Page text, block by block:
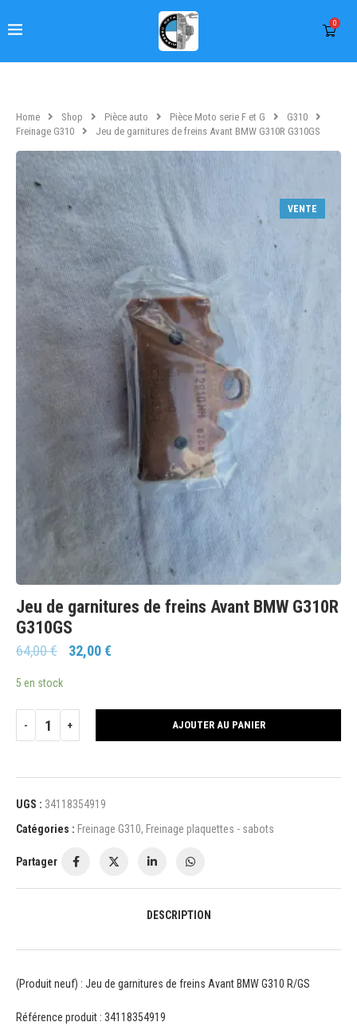
0
Home Shop Pièce auto Pièce Moto serie F et G
G310
Freinage G310
Jeu de garnitures de freins Avant BMW G310R G310GS
VENTE
Jeu de garnitures de freins Avant BMW G310R
G310GS
64,00€ 32,00€
5 en stock
AJOUTER AU PANIER
UGS : 34118354919
Catégories : Freinage G310, Freinage plaquettes - sabots
Partager
DESCRIPTION
(Produit neuf) : Jeu de garnitures de freins Avant BMW G310 R/GS
Référence produit : 34118354919